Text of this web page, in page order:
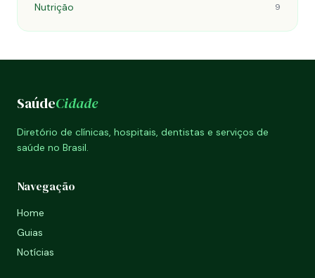
Nutrição 9
SaúdeCidade
Diretório de clínicas, hospitais, dentistas e serviços de
saúde no Brasil.
Navegação
Home
Guias
Notícias